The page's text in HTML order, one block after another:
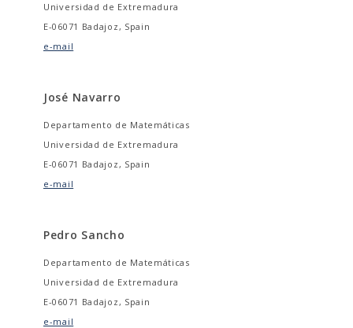
Universidad de Extremadura
E-06071 Badajoz, Spain
e-mail
José Navarro
Departamento de Matemáticas
Universidad de Extremadura
E-06071 Badajoz, Spain
e-mail
Pedro Sancho
Departamento de Matemáticas
Universidad de Extremadura
E-06071 Badajoz, Spain
e-mail